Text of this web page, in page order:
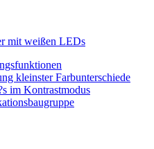
mit weißen LEDs
kleinster Farbunterschiede
im Kontrastmodus